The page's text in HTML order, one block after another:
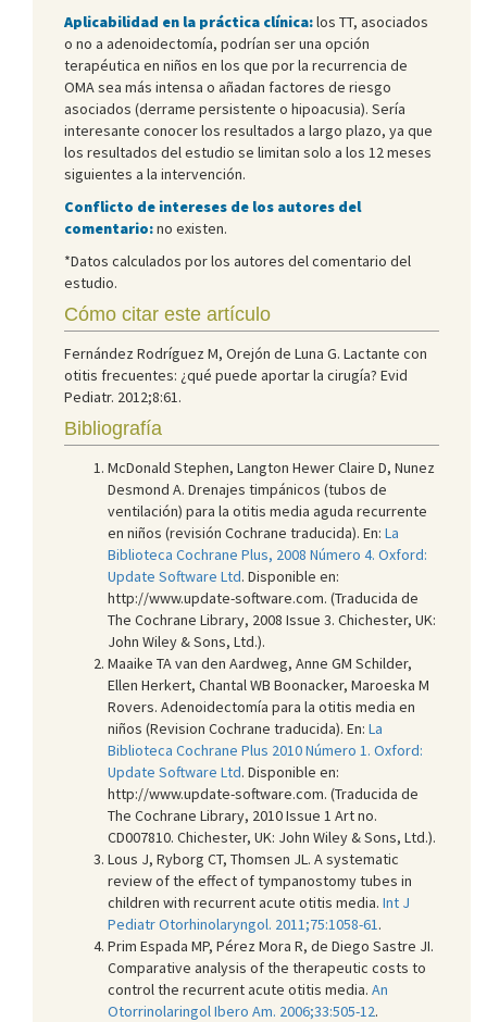
Aplicabilidad en la práctica clínica:los TT, asociados
o no a adenoidectomía, podrían ser una opción
terapéutica en niños en los que por la recurrencia de
OMA sea más intensa o añadan factores de riesgo
asociados (derrame persistente o hipoacusia). Sería
interesante conocer los resultados a largo plazo, ya que
los resultados del estudio se limitan solo a los 12 meses
siguientes a la intervención.
Conflicto de intereses de los autores del
comentario:no existen.
*Datos calculados por los autores del comentario del
estudio.
Cómo citar este artículo
Fernández Rodríguez M, Orejón de Luna G. Lactante con
otitis frecuentes: ¿qué puede aportar la cirugía? Evid
Pediatr. 2012;8:61.
Bibliografía
McDonald Stephen, Langton Hewer Claire D, Nunez
Desmond A. Drenajes timpánicos (tubos de
ventilación) para la otitis media aguda recurrente
en niños (revisión Cochrane traducida). En: La
Biblioteca Cochrane Plus, 2008 Número 4. Oxford:
Update Software Ltd. Disponible en:
http://www.update-software.com. (Traducida de
The Cochrane Library, 2008 Issue 3. Chichester, UK:
John Wiley & Sons, Ltd.).
Maaike TA van den Aardweg, Anne GM Schilder,
Ellen Herkert, Chantal WB Boonacker, Maroeska M
Rovers. Adenoidectomía para la otitis media en
niños (Revision Cochrane traducida). En: La
Biblioteca Cochrane Plus 2010 Número 1. Oxford:
Update Software Ltd. Disponible en:
http://www.update-software.com. (Traducida de
The Cochrane Library, 2010 Issue 1 Art no.
CD007810. Chichester, UK: John Wiley & Sons, Ltd.).
Lous J, Ryborg CT, Thomsen JL. A systematic
review of the effect of tympanostomy tubes in
children with recurrent acute otitis media. Int J
Pediatr Otorhinolaryngol. 2011;75:1058-61 .
Prim Espada MP, Pérez Mora R, de Diego Sastre JI.
Comparative analysis of the therapeutic costs to
control the recurrent acute otitis media. An
Otorrinolaringol Ibero Am. 2006;33:505-12.